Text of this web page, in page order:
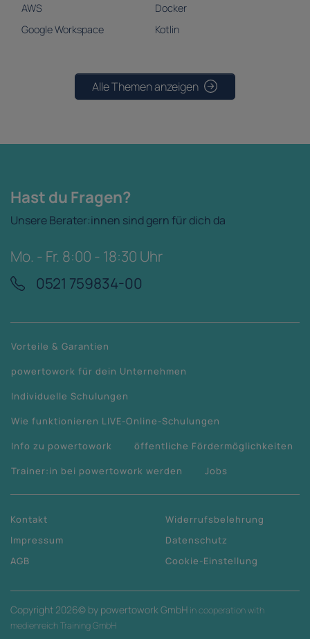
AWS
Docker
Google Workspace
Kotlin
Alle Themen anzeigen
Hast du Fragen?
Unsere Berater:innen sind gern für dich da
Mo. - Fr. 8:00 - 18:30 Uhr
0521 759834-00
Vorteile & Garantien
powertowork für dein Unternehmen
Individuelle Schulungen
Wie funktionieren LIVE-Online-Schulungen
Info zu powertowork
öffentliche Fördermöglichkeiten
Trainer:in bei powertowork werden
Jobs
Kontakt
Impressum
AGB
Widerrufsbelehrung
Datenschutz
Cookie-Einstellung
Copyright 2026© by powertowork GmbH in cooperation with
medienreich Training GmbH